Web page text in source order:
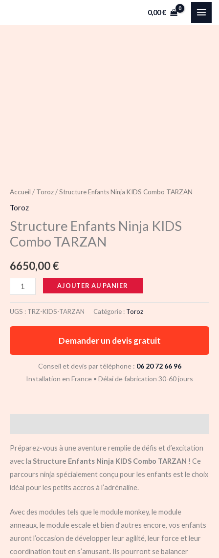
0,00€
Accueil / Toroz/ Structure Enfants Ninja KIDS Combo TARZAN
Toroz
Structure Enfants Ninja KIDS
Combo TARZAN
6650,00€
AJOUTER AU PANIER
UGS : TRZ-KIDS-TARZAN Catégorie : Toroz
Demander un devis gratuit
Conseil et devis par téléphone : 06 20 72 66 96
Installation en France • Délai de fabrication 30-60 jours
Préparez-vous à une aventure remplie de défis et d’excitation
avec la Structure Enfants Ninja KIDS Combo TARZAN ! Ce
parcours ninja spécialement conçu pour les enfants est le choix
idéal pour les petits accros à l’adrénaline.
Avec des modules tels que le module monkey, le module
anneaux, le module escale et bien d’autres encore, vos enfants
auront l’occasion de développer leur agilité, leur force et leur
coordination tout en s’amusant. Ils pourront se balancer